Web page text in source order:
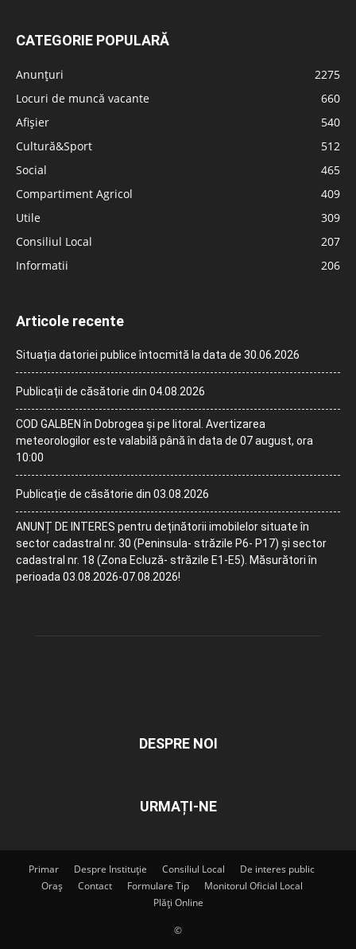
CATEGORIE POPULARĂ
Anunțuri
2275
Locuri de muncă vacante
660
Afișier
540
Cultură&Sport
512
Social
465
Compartiment Agricol
409
Utile
309
Consiliul Local
207
Informatii
206
Articole recente
Situația datoriei publice întocmită la data de 30.06.2026
Publicații de căsătorie din 04.08.2026
COD GALBEN în Dobrogea și pe litoral. Avertizarea
meteorologilor este valabilă până în data de 07 august, ora
10:00
Publicație de căsătorie din 03.08.2026
ANUNȚ DE INTERES pentru deținătorii imobilelor situate în
sector cadastral nr. 30 (Peninsula- străzile P6- P17) și sector
cadastral nr. 18 (Zona Ecluză- străzile E1-E5). Măsurători în
perioada 03.08.2026-07.08.2026!
DESPRE NOI
URMAȚI-NE
Primar Despre Instituție Consiliul Local
De interes public
Oraș
Contact Formulare Tip
Monitorul Oficial Local
Plăți Online
©